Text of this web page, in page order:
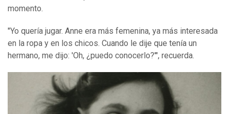
momento.
"Yo quería jugar. Anne era más femenina, ya más interesada
en la ropa y en los chicos. Cuando le dije que tenía un
hermano, me dijo: 'Oh, ¿puedo conocerlo?'", recuerda.